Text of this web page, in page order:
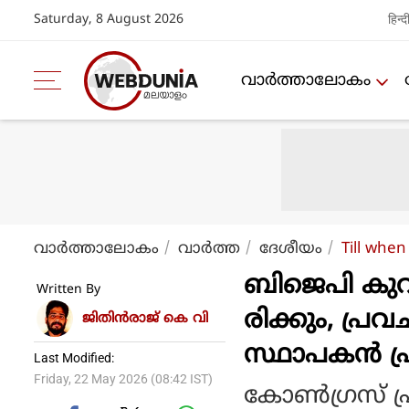
Saturday, 8 August 2026 हिन्दी
വാര്‍ത്താലോകം
വാര്‍ത്താലോകം വാര്‍ത്ത ദേശീയം Till
Written By
ജിതിൻരാജ് കെ വി
Last Modified:
Friday, 22 May 2026 (08:42 IST)
ബിജെപി
രിക്കും,
സ്ഥാപകൻ
കോണ്‍ഗ്രസ്